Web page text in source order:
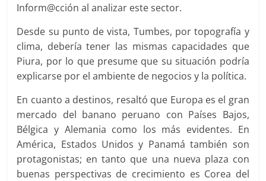
Inform@cción al analizar este sector.
Desde su punto de vista, Tumbes, por topografía y
clima, debería tener las mismas capacidades que
Piura, por lo que presume que su situación podría
explicarse por el ambiente de negocios y la política.
En cuanto a destinos, resaltó que Europa es el gran
mercado del banano peruano con Países Bajos,
Bélgica y Alemania como los más evidentes. En
América, Estados Unidos y Panamá también son
protagonistas; en tanto que una nueva plaza con
buenas perspectivas de crecimiento es Corea del